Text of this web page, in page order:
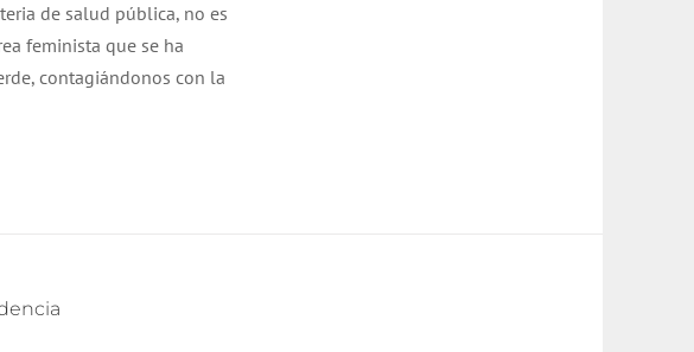
de salud pública, no es
feminista que se ha
contagiándonos con la